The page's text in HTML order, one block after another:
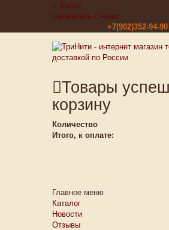
Войти
Свяжитесь с нами
+7(902)352-94-90
Товары
корзину
Количество
Итого, к оплате:
Главное меню
Каталог
Новости
Отзывы